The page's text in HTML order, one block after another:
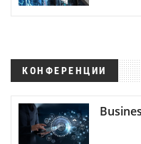
КОНФЕРЕНЦИИ